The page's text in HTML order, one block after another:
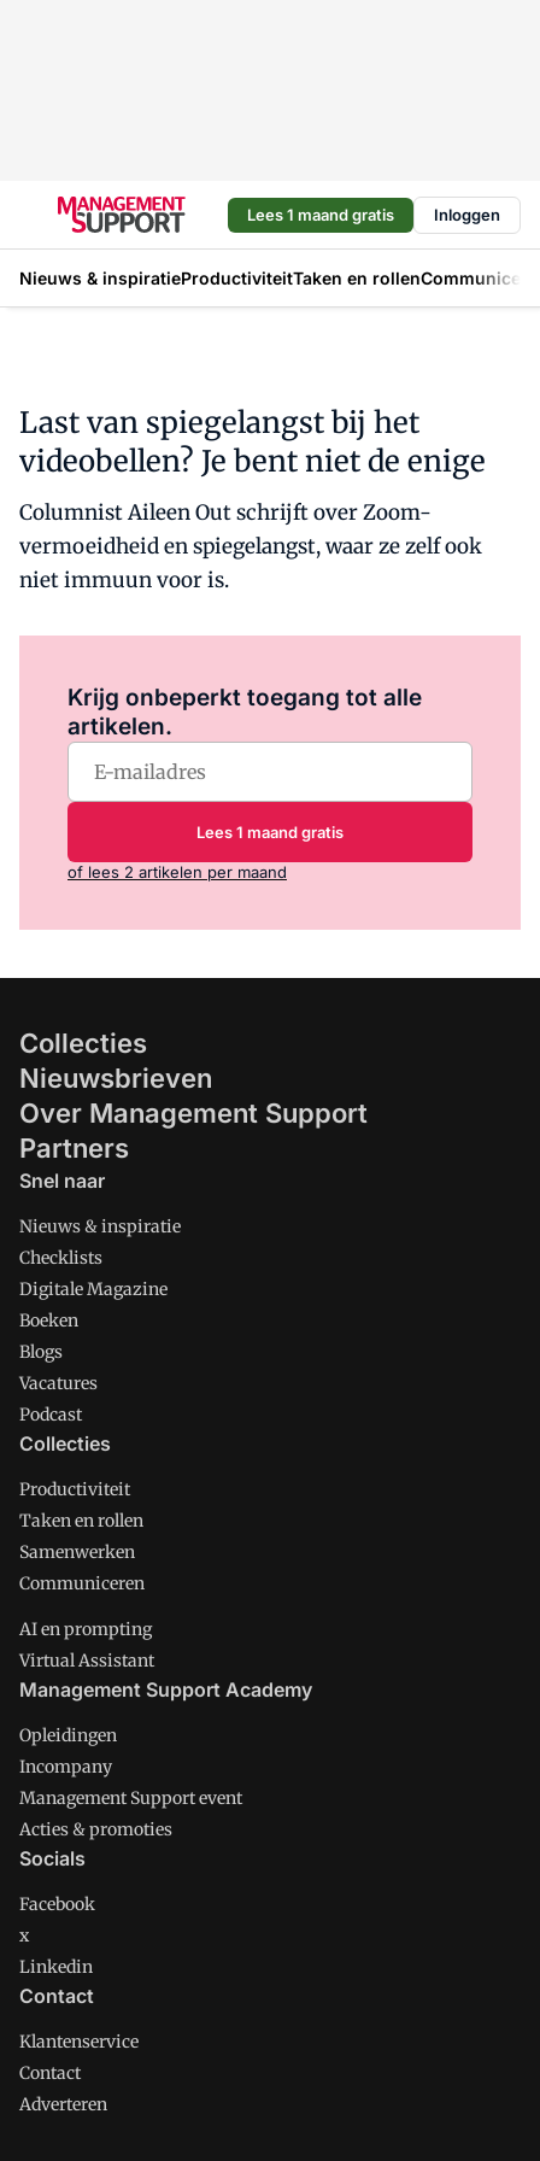
Lees 1 maand gratis Inloggen
Nieuws & inspiratieProductiviteitTaken en rollen
Last van spiegelangst bij het
videobellen? Je bent niet de enige
Columnist Aileen Out schrijft over Zoom-
vermoeidheid en spiegelangst, waar ze zelf ook
niet immuun voor is.
Krijg onbeperkt toegang tot alle
artikelen.
Lees 1 maand gratis
of lees 2 artikelen per maand
Collecties
Nieuwsbrieven
Over Management Support
Partners
Snel naar
Nieuws & inspiratie
Checklists
Digitale Magazine
Boeken
Blogs
Vacatures
Podcast
Collecties
Productiviteit
Taken en rollen
Samenwerken
Communiceren
AI en prompting
Virtual Assistant
Management Support Academy
Opleidingen
Incompany
Management Support event
Acties & promoties
Socials
Facebook
x
Linkedin
Contact
Klantenservice
Contact
Adverteren